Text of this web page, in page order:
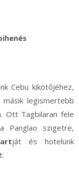
Cebu kikötőjéhez,
legismertebb
Ott Tagbilaran fele
Panglao szigetre,
ját és hotelünk